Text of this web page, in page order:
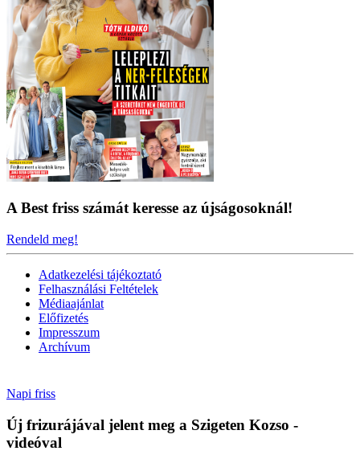
A Best friss számát keresse az újságosoknál!
Rendeld meg!
Adatkezelési tájékoztató
Felhasználási Feltételek
Médiaajánlat
Előfizetés
Impresszum
Archívum
Napi friss
Új frizurájával jelent meg a Szigeten Kozso -
videóval